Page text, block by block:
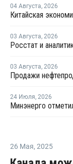
04 Августа, 2026
Китайская
03 Августа, 2026
03 Августа, 2026
24 Июля, 2026
26 Мая, 2025